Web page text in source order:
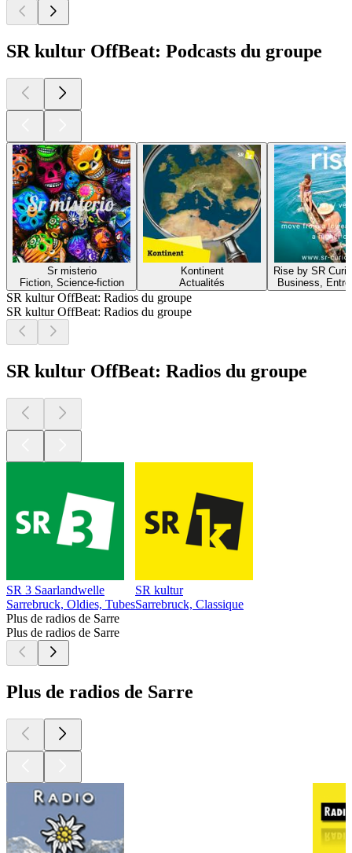
SR kultur OffBeat: Podcasts du groupe
Sr misterio
Fiction, Science-fiction
Kontinent
Actualités
Rise by SR
Business,
SR kultur OffBeat: Radios du groupe
SR kultur OffBeat: Radios du groupe
SR kultur OffBeat: Radios du groupe
SR 3 Saarlandwelle
Sarrebruck, Oldies, Tubes
SR kultur
Sarrebruck, Classique
Plus de radios de Sarre
Plus de radios de Sarre
Plus de radios de Sarre